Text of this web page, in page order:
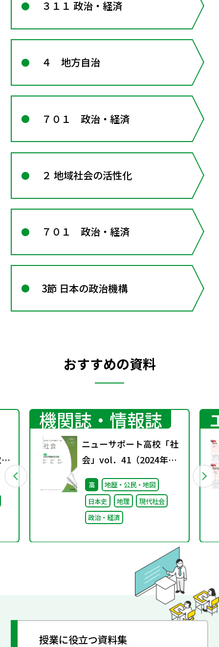
３１１ 政治・経済
４ 地方自治
７０１ 政治・経済
２ 地域社会の活性化
７０１ 政治・経済
3節 日本の政治機構
おすすめの資料
機関誌・情報誌
ニューサポート高校「社
会」vol．41（2024年春
号）特集：大学入学共通
テスト分析
高
地歴・公民・地図
日本史
地理
現代社会
政治・経済
授業に役立つ資料集